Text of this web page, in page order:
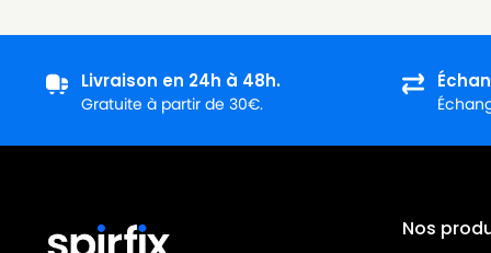
MIELE
MIELE S4762
MIELE
MIELE S4763
MIELE
MIELE
Livraison en 24h à 48h.
Gratuite à partir de 30€.
Nos